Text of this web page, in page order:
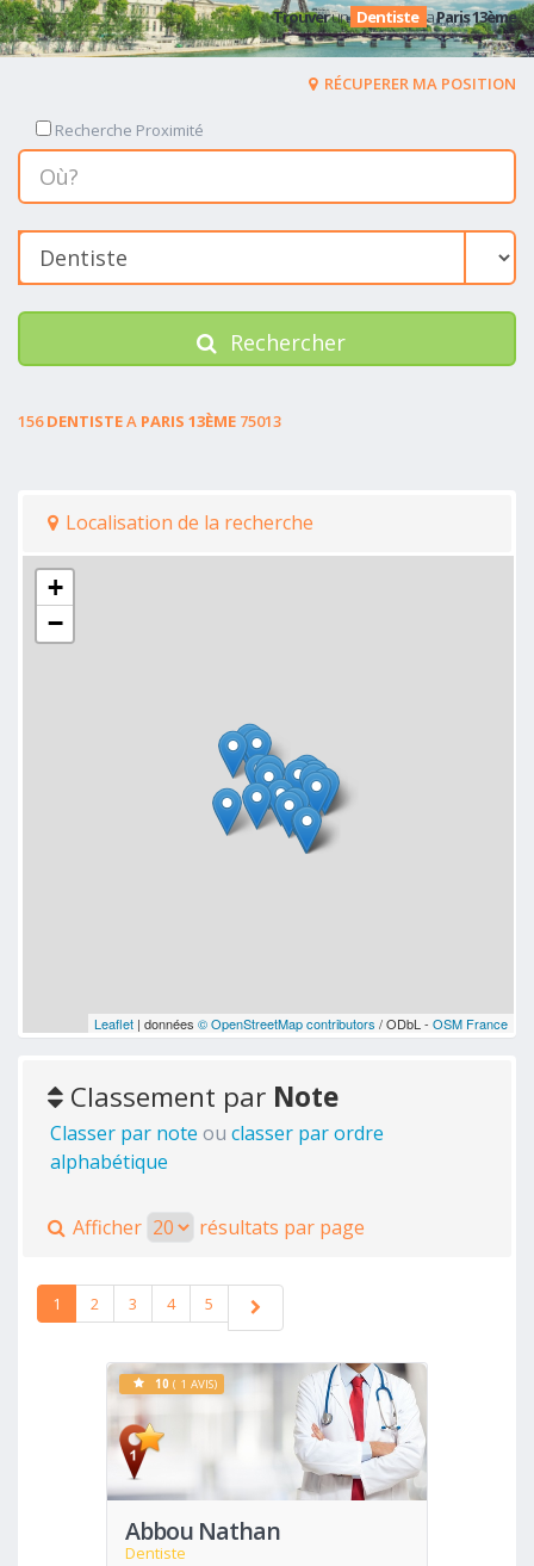
Trouverun Dentiste aParis 13ème
RÉCUPERER MA POSITION
Recherche Proximité
Rechercher
156DENTISTEA PARIS 13ÈME 75013
Localisation de la recherche
+
−
Leaflet| données © OpenStreetMap contributors / ODbL - OSM France
Classement par Note
Classer par note ou classer par ordre
alphabétique
Afficher résultats par page
1 2 3 4 5
Abbou Nathan
Dentiste
Voir
10 ( 1 AVIS)